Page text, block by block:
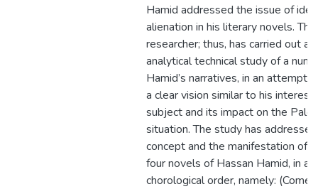
Hamid addressed the issue of
alienation in his literary novels. The
researcher; thus, has carried out an
analytical technical study of a
Hamid’s narratives, in an attempt
a clear vision similar to his interest
subject and its impact on the
situation. The study has
concept and the manifestation of
four novels of Hassan Hamid, in a
chorological order, namely: (Come!